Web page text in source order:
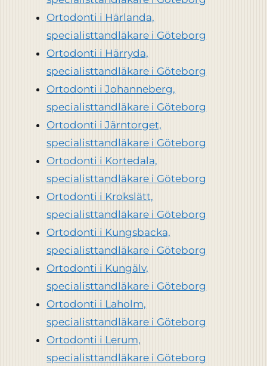
Ortodonti i Härlanda,
specialisttandläkare i Göteborg
Ortodonti i Härryda,
specialisttandläkare i Göteborg
Ortodonti i Johanneberg,
specialisttandläkare i Göteborg
Ortodonti i Järntorget,
specialisttandläkare i Göteborg
Ortodonti i Kortedala,
specialisttandläkare i Göteborg
Ortodonti i Krokslätt,
specialisttandläkare i Göteborg
Ortodonti i Kungsbacka,
specialisttandläkare i Göteborg
Ortodonti i Kungälv,
specialisttandläkare i Göteborg
Ortodonti i Laholm,
specialisttandläkare i Göteborg
Ortodonti i Lerum,
specialisttandläkare i Göteborg